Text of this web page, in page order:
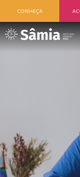
CONHEÇA